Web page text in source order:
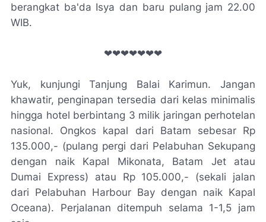
berangkat ba'da Isya dan baru pulang jam 22.00
WIB.
❤❤❤❤❤❤❤
Yuk, kunjungi Tanjung Balai Karimun. Jangan
khawatir, penginapan tersedia dari kelas minimalis
hingga hotel berbintang 3 milik jaringan perhotelan
nasional. Ongkos kapal dari Batam sebesar Rp
135.000,- (pulang pergi dari Pelabuhan Sekupang
dengan naik Kapal Mikonata, Batam Jet atau
Dumai Express) atau Rp 105.000,- (sekali jalan
dari Pelabuhan Harbour Bay dengan naik Kapal
Oceana). Perjalanan ditempuh selama 1-1,5 jam